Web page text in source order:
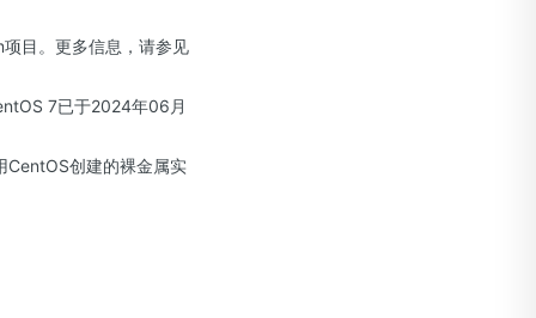
目。更多信息，请参见
7已于2024年06月
CentOS创建的裸金属实